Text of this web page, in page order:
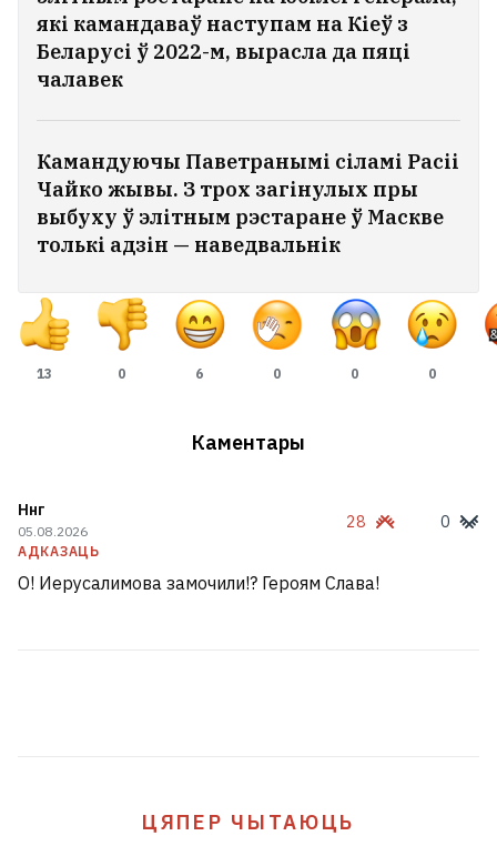
які камандаваў наступам на Кіеў з
Беларусі ў 2022-м, вырасла да пяці
чалавек
Камандуючы Паветранымі сіламі Расіі
Чайко жывы. З трох загінулых пры
выбуху ў элітным рэстаране ў Маскве
толькі адзін — наведвальнік
13 0 6 0 0 0
Каментары
Ннг
05.08.2026
АДКАЗАЦЬ
28 0
О! Иерусалимова замочили!? Героям Слава!
ЦЯПЕР ЧЫТАЮЦЬ